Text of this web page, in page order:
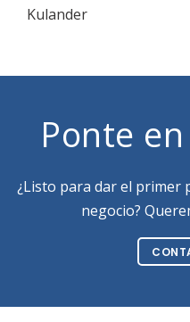
Kulander
Ponte
¿Listo para dar el primer
negocio?